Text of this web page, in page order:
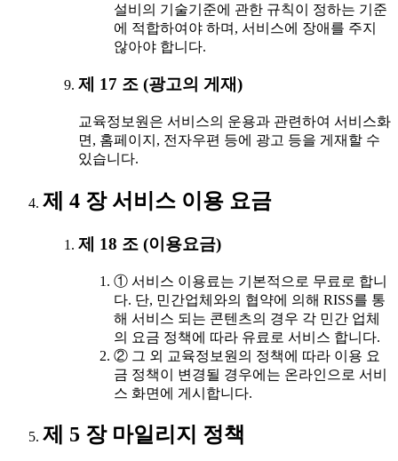
설비의 기술기준에 관한 규칙이 정하는 기준
에 적합하여야 하며, 서비스에 장애를 주지
않아야 합니다.
제 17 조 (광고의 게재)
교육정보원은 서비스의 운용과 관련하여 서비스화
면, 홈페이지, 전자우편 등에 광고 등을 게재할 수
있습니다.
제 4 장 서비스 이용 요금
제 18 조 (이용요금)
① 서비스 이용료는 기본적으로 무료로 합니
다. 단, 민간업체와의 협약에 의해 RISS를 통
해 서비스 되는 콘텐츠의 경우 각 민간 업체
의 요금 정책에 따라 유료로 서비스 합니다.
② 그 외 교육정보원의 정책에 따라 이용 요
금 정책이 변경될 경우에는 온라인으로 서비
스 화면에 게시합니다.
제 5 장 마일리지 정책